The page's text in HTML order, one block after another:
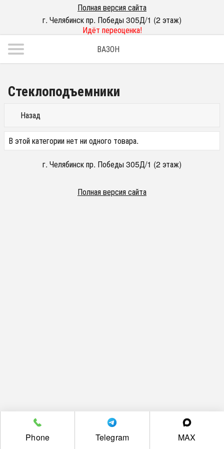
Полная версия сайта
г. Челябинск пр. Победы 305Д/1 (2 этаж)
Идёт переоценка!
ВАЗОН
Стеклоподъемники
Назад
В этой категории нет ни одного товара.
г. Челябинск пр. Победы 305Д/1 (2 этаж)
Полная версия сайта
Phone Telegram MAX